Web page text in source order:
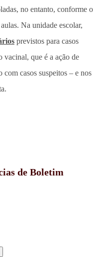
no entanto, conforme o
Na unidade escolar,
previstos para casos
vacinal, que é a ação de
com casos suspeitos – e nos
de Boletim